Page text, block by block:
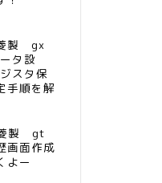
製 gx
タ設
スタ保
順を解
菱製 gt
面作成
よー